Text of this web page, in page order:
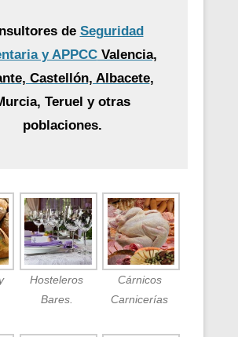
de Seguridad
y APPCCValencia,
Castellón, Albacete,
Teruel y otras
poblaciones.
Hosteleros
Bares.
Cárnicos
Carnicerías